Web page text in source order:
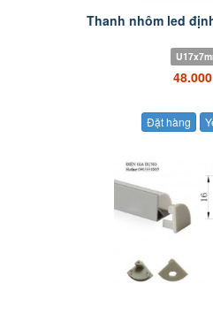
Thanh nhôm led
Đặt hàng